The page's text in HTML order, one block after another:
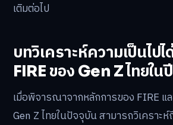
เติมต่อไป
บทวิเคราะห์ความเป็นไปไ
FIRE ของ Gen Z ไทยใ
เมื่อพิจารณาจากหลักการของ FIRE แ
Gen Z ไทยในปัจจุบัน สามารถวิเคราะห์